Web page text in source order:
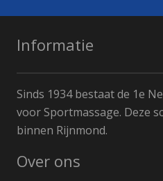
Informatie
Sinds 1934 bestaat de 1e
voor Sportmassage. Deze
binnen Rijnmond.
Over ons